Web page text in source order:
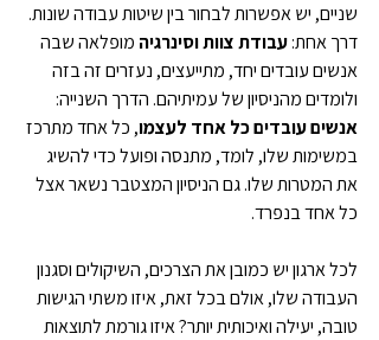
שניים, יש אפשרות לבחור בין שיטות עבודה שונות.
דרך אחת: עבודת צוות וסינרגיה מופלאה שבה
אנשים עובדים יחד, מתייעצים, נעזרים זה בזה
ולומדים מהניסיון של עמיתיהם. הדרך השנייה:
אנשים עובדים כל אחד לעצמו, כל אחד מתרכז
במשימות שלו, לומד, מתנסה ופועל כדי להשיג
את המטרות שלו. גם הניסיון המצטבר נשאר אצל
כל אחד בנפרד.
לכל ארגון יש כמובן את הצרכים, השיקולים וסגנון
העבודה שלו, אולם בכל זאת, איזו משתי הגישות
טובה, יעילה ואיכותית יותר? איזו גורמת לתוצאות